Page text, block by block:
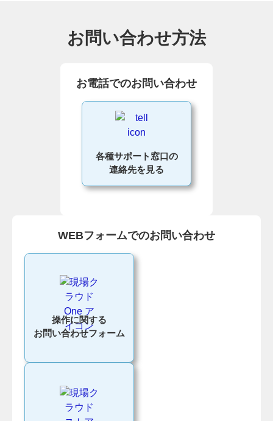
お問い合わせ方法
お電話でのお問い合わせ
各種サポート窓口の
連絡先を見る
WEBフォームでのお問い合わせ
操作に関する
お問い合わせフォーム